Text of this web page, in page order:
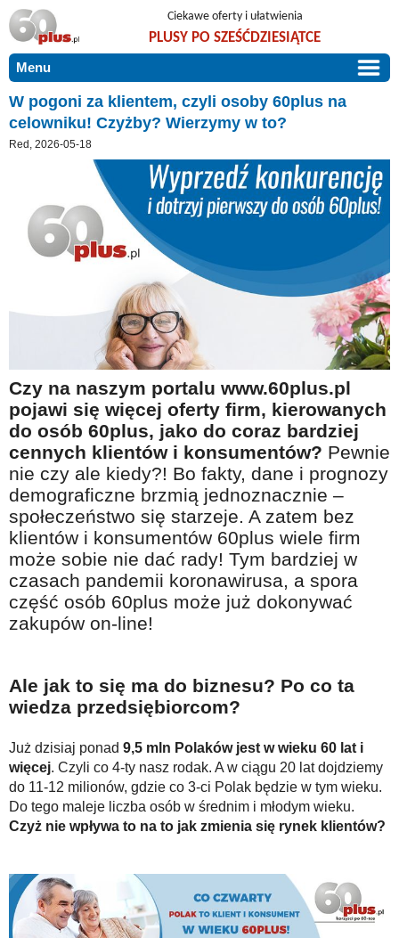
Ciekawe oferty i ułatwienia
PLUSY PO SZEŚĆDZIESIĄTCE
Menu
START
PROMOCJE
ARTYKUŁY
Szczególnie polecamy
Użyteczne porady
Szlachetne zdrowie
Mieszkaj wygodnie i bez barier
Warto wiedzieć!
Podróże i wypoczynek
Taniej, okazyjnie, specjalnie dla 60plus
Na wesoło
Hobby i pasje
Żyj aktywnie
60plus - najcenniejsi klienci
Dobra opieka
Warto naśladować
Coś dla ducha
Smacznie i zdrowo
Ciekawe książki
Stop samotności
Z internetem za pan brat
Bezpiecznie i w zgodzie z prawem
DLA BLISKICH
ZGŁOŚ OFERTĘ
O NAS
W pogoni za klientem, czyli osoby 60plus na
celowniku! Czyżby? Wierzymy w to?
Red, 2026-05-18
Czy na naszym portalu www.60plus.pl
pojawi się więcej oferty firm, kierowanych
do osób 60plus, jako do coraz bardziej
cennych klientów i konsumentów? Pewnie
nie czy ale kiedy?! Bo fakty, dane i prognozy
demograficzne brzmią jednoznacznie –
społeczeństwo się starzeje. A zatem bez
klientów i konsumentów 60plus wiele firm
może sobie nie dać rady! Tym bardziej w
czasach pandemii koronawirusa, a spora
część osób 60plus może już dokonywać
zakupów on-line!
Ale jak to się ma do biznesu? Po co ta
wiedza przedsiębiorcom?
Już dzisiaj ponad 9,5 mln Polaków jest w wieku 60 lat i
więcej. Czyli co 4-ty nasz rodak. A w ciągu 20 lat dojdziemy
do 11-12 milionów, gdzie co 3-ci Polak będzie w tym wieku.
Do tego maleje liczba osób w średnim i młodym wieku.
Czyż nie wpływa to na to jak zmienia się rynek klientów?